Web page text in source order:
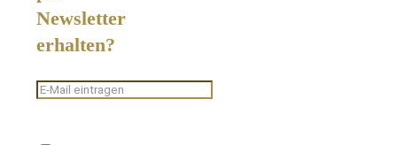
Newsletter
erhalten?